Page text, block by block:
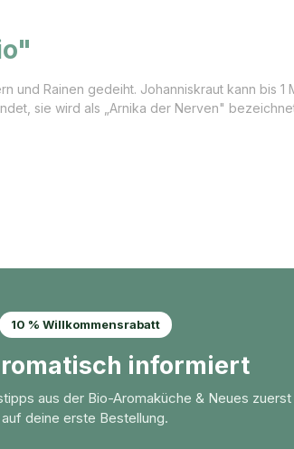
und Rainen gedeiht. Johanniskraut kann bis
sie wird als „Arnika der Nerven"
10 % Willkommensrabatt
informiert
aus der Bio-Aromaküche & Neues
auf deine erste Bestellung.